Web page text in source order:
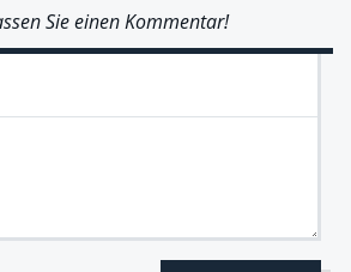
Sie einen Kommentar!